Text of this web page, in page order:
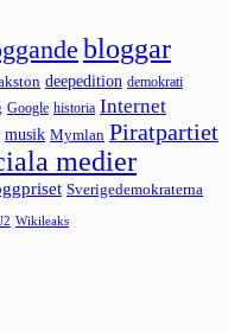
bloggar
deepedition demokrati
Google historia Internet
musik Mymlan Piratpartiet
medier
Sverigedemokraterna
Wikileaks